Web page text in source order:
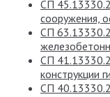
СП
сооружения,
СП
СП
конструкции
СП